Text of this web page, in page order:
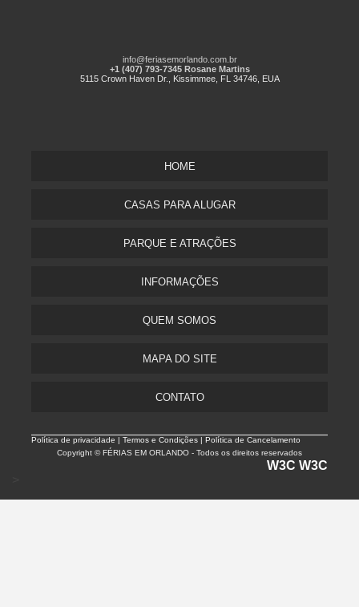
info@feriasemorlando.com.br
+1 (407) 793-7345 Rosane Martins
5115 Crown Haven Dr., Kissimmee, FL 34746, EUA
HOME
CASAS PARA ALUGAR
PARQUE E ATRAÇÕES
INFORMAÇÕES
QUEM SOMOS
MAPA DO SITE
CONTATO
Política de privacidade |Termos e Condições | Política de Cancelamento
Copyright © FÉRIAS EM ORLANDO - Todos os direitos reservados
W3C W3C